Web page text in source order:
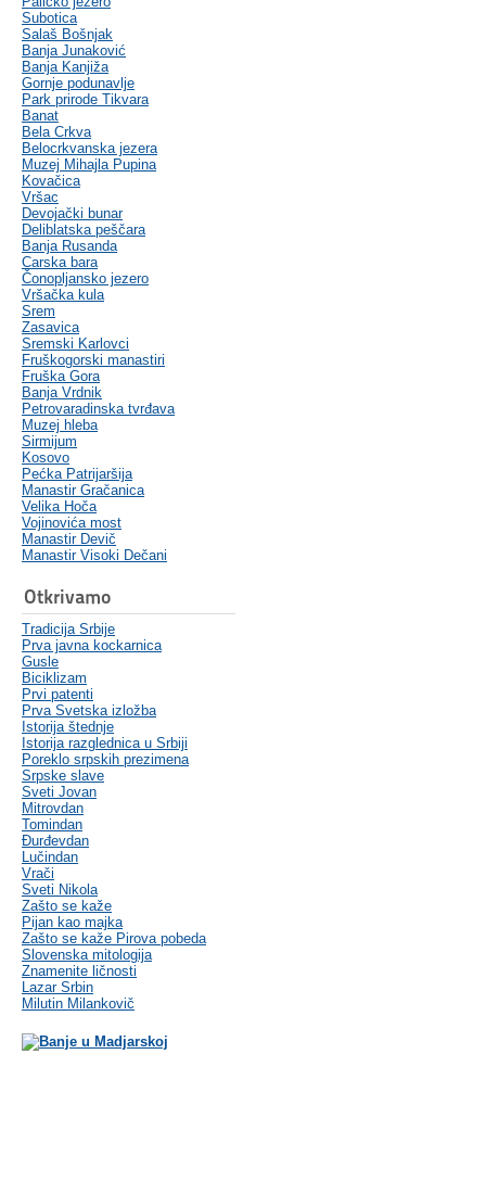
Subotica
Salaš Bošnjak
Banja Junaković
Banja Kanjiža
Gornje podunavlje
Park prirode Tikvara
Banat
Bela Crkva
Belocrkvanska jezera
Muzej Mihajla Pupina
Kovačica
Vršac
Devojački bunar
Deliblatska peščara
Banja Rusanda
Carska bara
Čonopljansko jezero
Vršačka kula
Srem
Zasavica
Sremski Karlovci
Fruškogorski manastiri
Fruška Gora
Banja Vrdnik
Petrovaradinska tvrđava
Muzej hleba
Sirmijum
Kosovo
Pećka Patrijaršija
Manastir Gračanica
Velika Hoča
Vojinovića most
Manastir Devič
Manastir Visoki Dečani
Otkrivamo
Tradicija Srbije
Prva javna kockarnica
Gusle
Biciklizam
Prvi patenti
Prva Svetska izložba
Istorija štednje
Istorija razglednica u Srbiji
Poreklo srpskih prezimena
Srpske slave
Sveti Jovan
Mitrovdan
Tomindan
Đurđevdan
Lučindan
Vrači
Sveti Nikola
Zašto se kaže
Pijan kao majka
Zašto se kaže Pirova pobeda
Slovenska mitologija
Znamenite ličnosti
Lazar Srbin
Milutin Milankovič